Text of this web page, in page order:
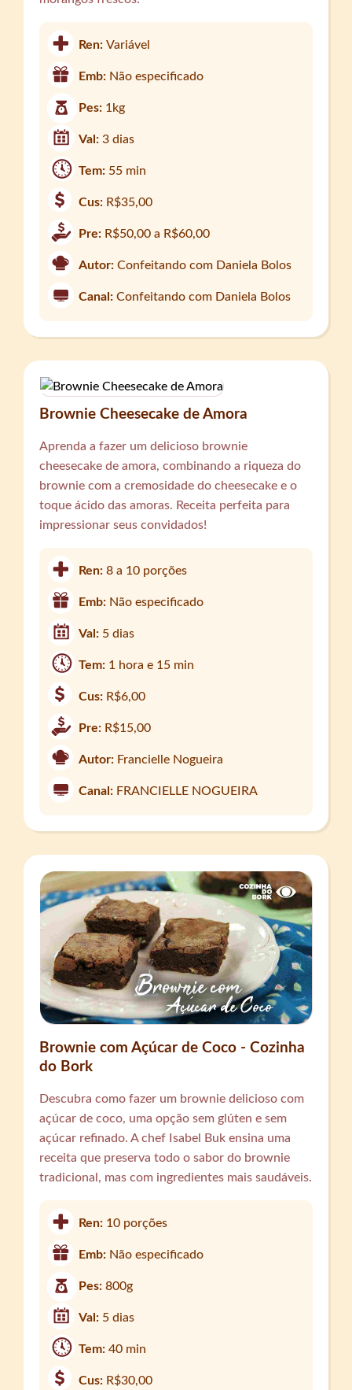
Ren:Variável
Emb: Não especificado
Pes: 1kg
Val:3 dias
Tem: 55 min
Cus: R$35,00
Pre: R$50,00 a R$60,00
Autor: Confeitando com Daniela Bolos
Canal: Confeitando com Daniela Bolos
Brownie Cheesecake de Amora
Aprenda a fazer um delicioso brownie
cheesecake de amora, combinando a riqueza do
brownie com a cremosidade do cheesecake e o
toque ácido das amoras. Receita perfeita para
impressionar seus convidados!
Ren:8 a 10 porções
Emb: Não especificado
Val: 5 dias
Tem: 1 hora e 15 min
Cus: R$6,00
Pre: R$15,00
Autor: Francielle Nogueira
Canal: FRANCIELLE NOGUEIRA
Brownie com Açúcar de Coco - Cozinha
do Bork
Descubra como fazer um brownie delicioso com
açúcar de coco, uma opção sem glúten e sem
açúcar refinado. A chef Isabel Buk ensina uma
receita que preserva todo o sabor do brownie
tradicional, mas com ingredientes mais saudáveis.
Ren: 10 porções
Emb: Não especificado
Pes:800g
Val: 5 dias
Tem:40 min
Cus: R$30,00